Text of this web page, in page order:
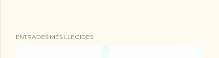
ENTRADES MÉS LLEGIDES